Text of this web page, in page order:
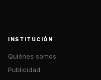
INSTITUCIÓN
Quiénes somos
Publicidad